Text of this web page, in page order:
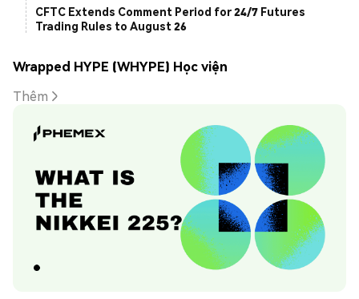
CFTC Extends Comment Period for 24/7 Futures
Trading Rules to August 26
Wrapped HYPE (WHYPE) Học viện
Thêm